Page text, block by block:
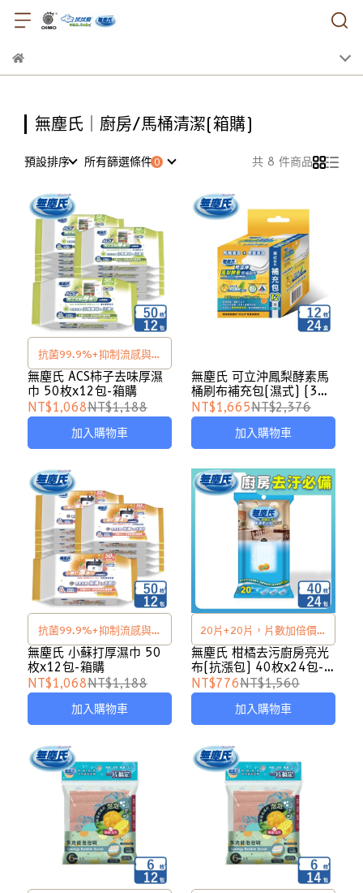
無塵氏｜廚房/馬桶清潔(箱購)
預設排序 所有篩選條件 共 8 件商品
抗菌99.9%+抑制流感與腸
病毒
無塵氏 ACS柿子去味厚濕
巾 50枚x12包-箱購
NT$1,068NT$1,188
加入購物車
無塵氏 可立沖鳳梨酵素馬
桶刷布補充包(濕式) (3片
x12包)x24盒-箱購
NT$1,665NT$2,376
加入購物車
抗菌99.9%+抑制流感與腸
病毒
無塵氏 小蘇打厚濕巾 50
枚x12包-箱購
NT$1,068NT$1,188
加入購物車
20片+20片，片數加倍價格
不變
無塵氏 柑橘去污廚房亮光
布(抗漲包) 40枚x24包-
箱購
NT$776NT$1,560
加入購物車